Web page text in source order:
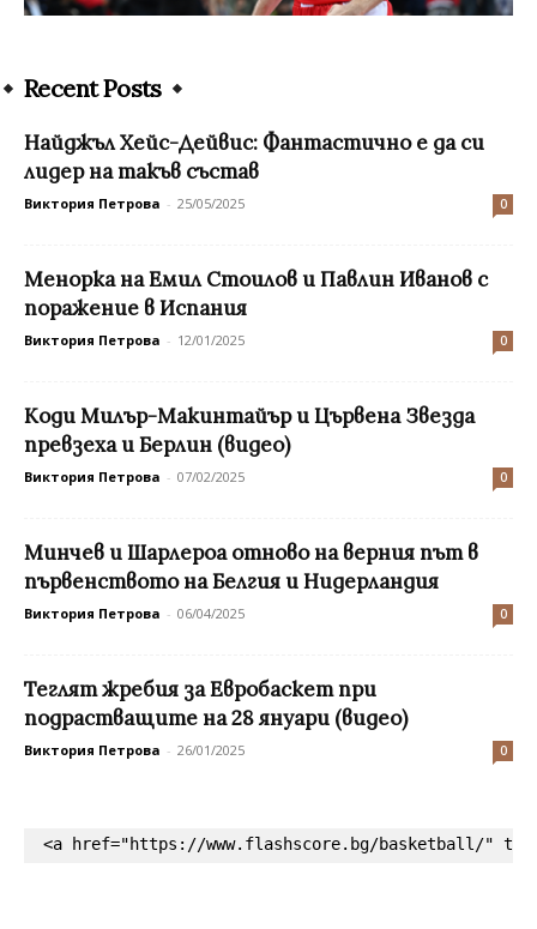
Recent Posts
Найджъл Хейс-Дейвис: Фантастично е да си
лидер на такъв състав
Виктория Петрова - 25/05/2025 0
Менорка на Емил Стоилов и Павлин Иванов с
поражение в Испания
Виктория Петрова - 12/01/2025 0
Коди Милър-Макинтайър и Цървена Звезда
превзеха и Берлин (видео)
Виктория Петрова - 07/02/2025 0
Минчев и Шарлероа отново на верния път в
първенството на Белгия и Нидерландия
Виктория Петрова - 06/04/2025 0
Теглят жребия за Евробаскет при
подрастващите на 28 януари (видео)
Виктория Петрова - 26/01/2025 0
<a href="https://www.flashscore.bg/basketball/"